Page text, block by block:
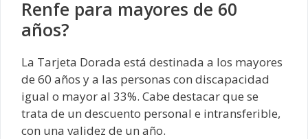
Renfe para mayores de 60
años?
La Tarjeta Dorada está destinada a los mayores
de 60 años y a las personas con discapacidad
igual o mayor al 33%. Cabe destacar que se
trata de un descuento personal e intransferible,
con una validez de un año.